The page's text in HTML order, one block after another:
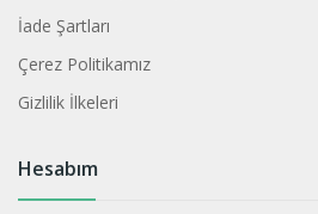
İade Şartları
Çerez Politikamız
Gizlilik İlkeleri
Hesabım